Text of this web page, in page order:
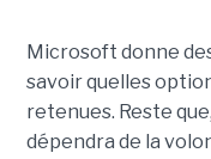
Microsoft donne
savoir quelles
retenues. Reste
dépendra de la